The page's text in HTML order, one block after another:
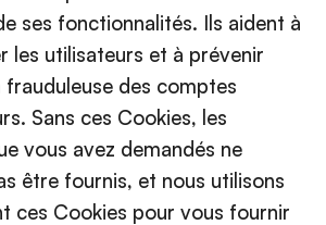
ses fonctionnalités. Ils aident à
les utilisateurs et à prévenir
frauduleuse des comptes
Sans ces Cookies, les
vous avez demandés ne
être fournis, et nous utilisons
ces Cookies pour vous fournir